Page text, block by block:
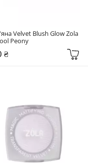
Velvet Blush Glow Zola
Peony
₴